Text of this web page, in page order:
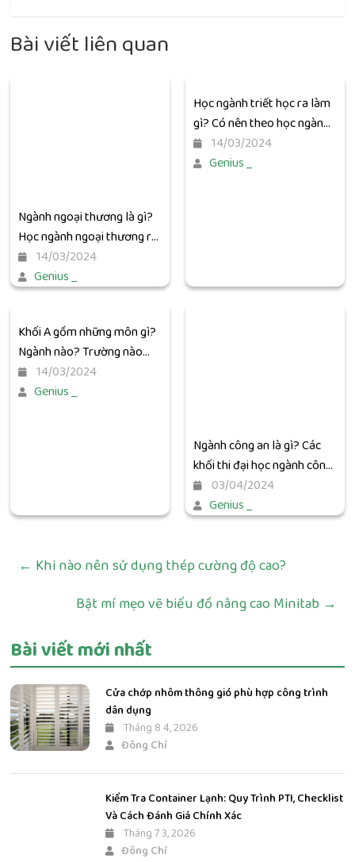
Bài viết liên quan
Ngành ngoại thương là gì?
Học ngành ngoại thương ra
làm gì?
14/03/2024
Genius _
Học ngành triết học ra làm
gì? Có nên theo học ngành
này không?
14/03/2024
Genius _
Khối A gồm những môn gì?
Ngành nào? Trường nào
khối A?14/03/2024
Genius _
Ngành công an là gì? Các
khối thi đại học ngành công
an hiện nay
03/04/2024
Genius _
← Khi nào nên sử dụng thép cường độ cao?
Bật mí mẹo vẽ biểu đồ nâng cao Minitab →
Bài viết mới nhất
Cửa chớp nhôm thông gió phù hợp công trình
dân dụng
Tháng 8 4, 2026
Đông Chí
Kiểm Tra Container Lạnh: Quy Trình PTI, Checklist
Và Cách Đánh Giá Chính Xác
Tháng 7 3, 2026
Đông Chí